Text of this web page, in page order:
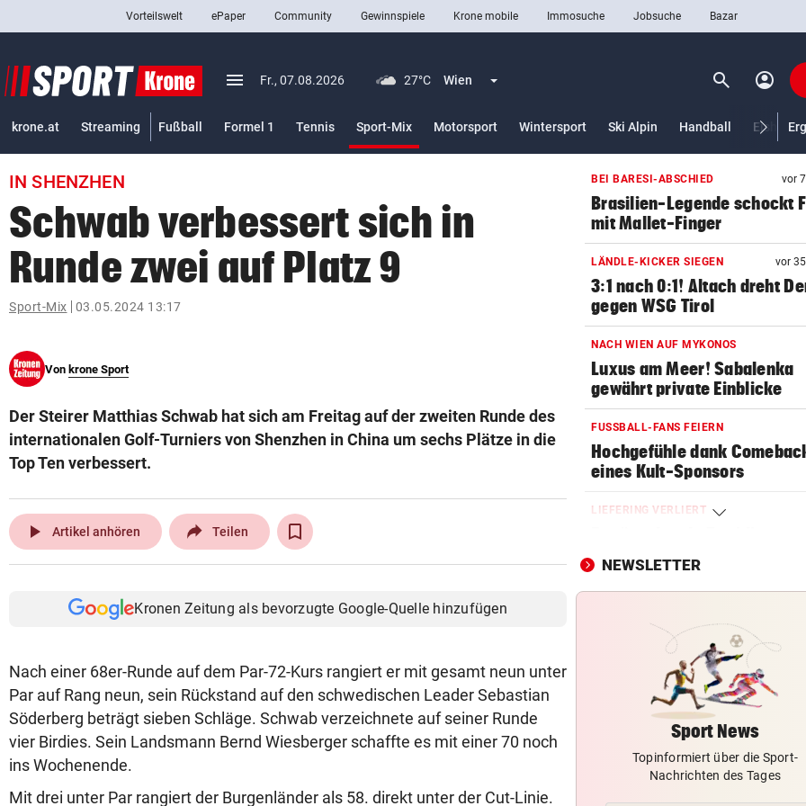
closeSchließen
Abonnieren
pin_drop
bookmark
search
Suchbegriff
© Krone Multimedia GmbH & Co KG 2026
Muthgasse 2, 1190 Wien
Vorteilswelt ePaper Community Gewinnspiele Krone mobile Immosuche Jobsuche Bazar
menu Menü aufklappen
Fr., 07.08.2026 27°C Wien Menü aufklappen search Suchen
account_circle
krone.at Streaming Fußball Formel 1 Tennis Sport-Mix
Motorsport
Wintersport Ski Alpin Handball
IN SHENZHEN
Schwab verbessert sich in
Runde zwei auf Platz 9
Sport-Mix 03.05.2024 13:17
Von krone Sport
Der Steirer Matthias Schwab hat sich am Freitag auf der zweiten Runde des
internationalen Golf-Turniers von Shenzhen in China um sechs Plätze in die
Top Ten verbessert.
play_arrow Artikel anhören Teilen
Kronen Zeitung als bevorzugte Google-Quelle hinzufügen
Nach einer 68er-Runde auf dem Par-72-Kurs rangiert er mit gesamt neun unter
Par auf Rang neun, sein Rückstand auf den schwedischen Leader Sebastian
Söderberg beträgt sieben Schläge. Schwab verzeichnete auf seiner Runde
vier Birdies. Sein Landsmann Bernd Wiesberger schaffte es mit einer 70 noch
ins Wochenende.
Mit drei unter Par rangiert der Burgenländer als 58. direkt unter der Cut-Linie.
BEI BARESI-ABSCHIED vor
Brasilien-Legende schockt
mit Mallet-Finger
LÄNDLE-KICKER SIEGEN vor
3:1 nach 0:1! Altach dreht
gegen WSG Tirol
NACH WIEN AUF MYKONOS
Luxus am Meer! Sabalenka
gewährt private Einblicke
FUSSBALL-FANS FEIERN
Hochgefühle dank
eines Kult-Sponsors
LIEFERING VERLIERT
Rückkehr nach Grödig
2. LIGA – 2. RUNDE
für St. Pölten
IN GREENSBORO
Straka verpasst bei PGA-
den Cut vorzeitig
SCHRIEB WM-GESCHICHTE
Bayern kassiert Millionen –
NEWSLETTER
Sport News
Topinformiert über die Sport-
Nachrichten des Tages